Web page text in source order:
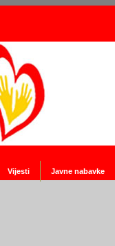
Vijesti Javne nabavke